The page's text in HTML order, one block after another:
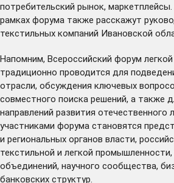
потребительский рынок,
рамках форума также расскажут
текстильных компаний Ивановской
Напомним, Всероссийский форум
традиционно проводится для
отрасли, обсуждения ключевых
совместного поиска решений, а также
направлений развития отечественного
участниками форума становятся
и региональных органов власти,
текстильной и легкой
объединений, научного сообщества,
банковских структур.